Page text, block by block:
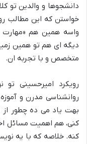
دانشجوها و والدین تو
خواستن که این مطالب
واسه همین هم «مهارت
دیگه ای هم تو همین
متخصص و با تجربه ان.
رویکرد امیرحسینی
روانشناسی مدرن و
بهت یاد می ده چطور
کنی، هم اهمیت مسائل
کنه. خلاصه که با یه